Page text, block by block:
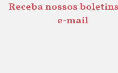
Receba nossos
e-mail